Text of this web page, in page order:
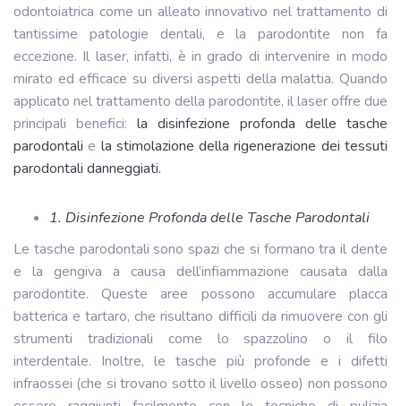
odontoiatrica come un alleato innovativo nel trattamento di
tantissime patologie dentali, e la parodontite non fa
eccezione. Il laser, infatti, è in grado di intervenire in modo
mirato ed efficace su diversi aspetti della malattia. Quando
applicato nel trattamento della parodontite, il laser offre due
principali benefici: la disinfezione profonda delle tasche
parodontalie la stimolazione della rigenerazione dei tessuti
parodontali danneggiati.
1. Disinfezione Profonda delle Tasche Parodontali
Le tasche parodontali sono spazi che si formano tra il dente
e la gengiva a causa dell’infiammazione causata dalla
parodontite. Queste aree possono accumulare placca
batterica e tartaro, che risultano difficili da rimuovere con gli
strumenti tradizionali come lo spazzolino o il filo
interdentale. Inoltre, le tasche più profonde e i difetti
infraossei (che si trovano sotto il livello osseo) non possono